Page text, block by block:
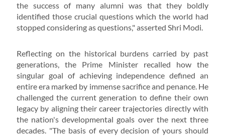
the success of many alumni was that they boldly
identified those crucial questions which the world had
stopped considering as questions," asserted Shri Modi.
Reflecting on the historical burdens carried by past
generations, the Prime Minister recalled how the
singular goal of achieving independence defined an
entire era marked by immense sacrifice and penance. He
challenged the current generation to define their own
legacy by aligning their career trajectories directly with
the nation's developmental goals over the next three
decades. "The basis of every decision of yours should